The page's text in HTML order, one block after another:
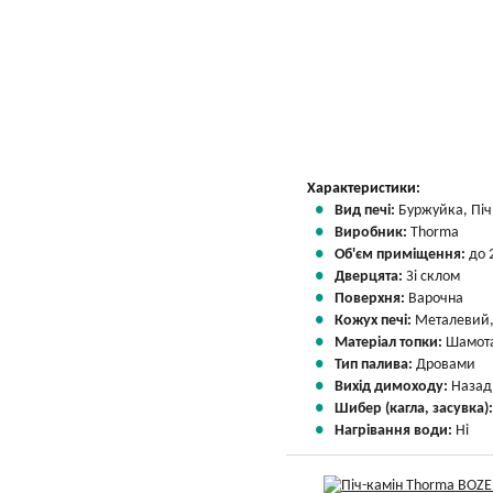
Характеристики:
Вид печі: Буржуйка,
Виробник: Thorma
Об'єм приміщення: до
Дверцята: Зі склом
Поверхня: Варочна
Кожух печі:
Матеріал топки:
Тип палива: Дровами
Вихід димоходу: Назад
Шибер (кагла,
Нагрівання води: Ні